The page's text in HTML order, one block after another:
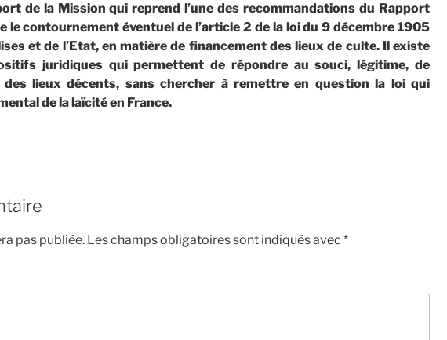
de la Mission qui reprend l’une des recommandations du Rapport
le contournement éventuel de l’article 2 de la loi du 9 décembre 1905
et de l’Etat, en matière de financement des lieux de culte. Il existe
juridiques qui permettent de répondre au souci, légitime, de
des lieux décents, sans chercher à remettre en question la loi qui
de la laïcité en France.
pas publiée. Les champs obligatoires sont indiqués avec *